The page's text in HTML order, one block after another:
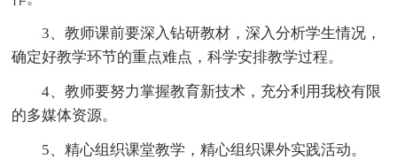
3、教师课前要深入钻研教材，深入分析学生情况，
确定好教学环节的重点难点，科学安排教学过程。
4、教师要努力掌握教育新技术，充分利用我校有限
的多媒体资源。
5、精心组织课堂教学，精心组织课外实践活动。